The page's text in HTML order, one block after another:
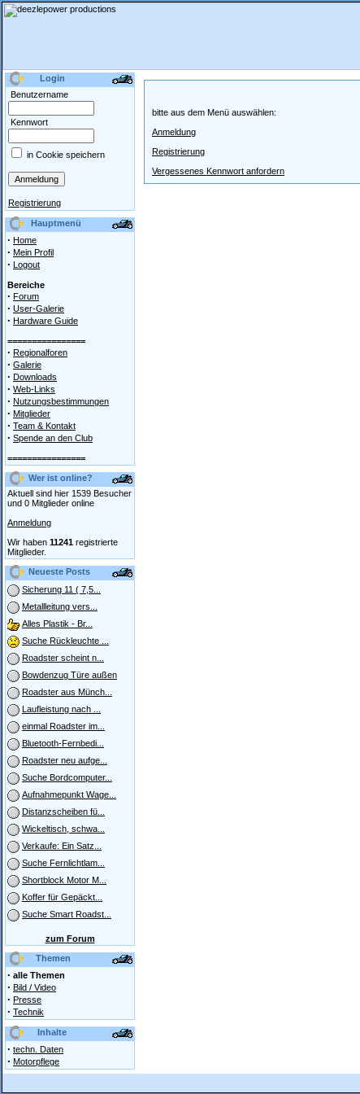
Login
Benutzername
Kennwort
in Cookie speichern
Registrierung
Hauptmenü
· Home
· Mein Profil
· Logout
Bereiche
· Forum
· User-Galerie
· Hardware Guide
================
· Regionalforen
· Galerie
· Downloads
· Web-Links
· Nutzungsbestimmungen
· Mitglieder
· Team & Kontakt
· Spende an den Club
================
Wer ist online?
Aktuell sind hier 1539 Besucher
und 0 Mitglieder online
Anmeldung
Wir haben 11241 registrierte
Mitglieder.
Neueste Posts
Sicherung 11 ( 7,5...
Metallleitung vers...
Alles Plastik - Br...
Suche Rückleuchte ...
Roadster scheint n...
Bowdenzug Türe außen
Roadster aus Münch...
Laufleistung nach ...
einmal Roadster im...
Bluetooth-Fernbedi...
Roadster neu aufge...
Suche Bordcomputer...
Aufnahmepunkt Wage...
Distanzscheiben fü...
Wickeltisch, schwa...
Verkaufe: Ein Satz...
Suche Fernlichtlam...
Shortblock Motor M...
Koffer für Gepäckt...
Suche Smart Roadst...
zum Forum
Themen
· alle Themen
· Bild / Video
· Presse
· Technik
Inhalte
· techn. Daten
· Motorpflege
bitte aus dem Menü auswählen:
Anmeldung
Registrierung
Vergessenes Kennwort anfordern